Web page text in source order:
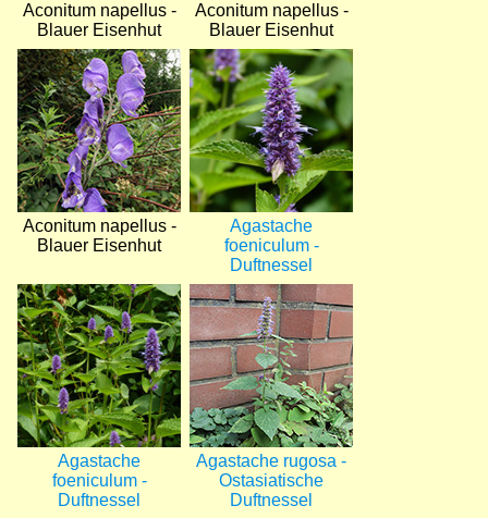
Aconitum napellus -
Blauer Eisenhut
Aconitum napellus -
Blauer Eisenhut
Bild
Aconitum napellus -
Blauer Eisenhut
Bild
Agastache
foeniculum -
Duftnessel
Bild
Agastache
foeniculum -
Duftnessel
Bild
Agastache rugosa -
Ostasiatische
Duftnessel